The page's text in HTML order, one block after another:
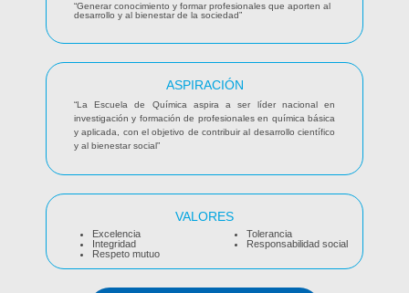
“Generar conocimiento y formar profesionales que aporten al
desarrollo y al bienestar de la sociedad”
ASPIRACIÓN
“La Escuela de Química aspira a ser líder nacional en
investigación y formación de profesionales en química básica
y aplicada, con el objetivo de contribuir al desarrollo científico
y al bienestar social”
VALORES
Excelencia​
Integridad​
Respeto mutuo​
Tolerancia​
Responsabilidad social